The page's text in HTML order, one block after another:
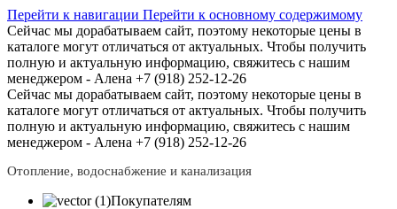
Перейти к навигации Перейти к основному содержимому
Сейчас мы дорабатываем сайт, поэтому некоторые цены в
каталоге могут отличаться от актуальных. Чтобы получить
полную и актуальную информацию, свяжитесь с нашим
менеджером - Алена +7 (918) 252-12-26
Сейчас мы дорабатываем сайт, поэтому некоторые цены в
каталоге могут отличаться от актуальных. Чтобы получить
полную и актуальную информацию, свяжитесь с нашим
менеджером - Алена +7 (918) 252-12-26
Отопление, водоснабжение и канализация
Покупателям